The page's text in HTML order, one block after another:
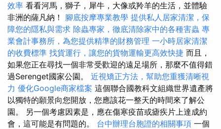
效率 看看河馬，獅子，犀牛，大像或羚羊的生活，並體驗
非洲的薩凡納！ 腳底按摩專業教學 提供私人居家清潔，保
障您的隱私與需求 除蟲專家，徹底清除家中的各種害蟲 專
業會計事務所，為您提供精準的財務管理 一小時居家清潔
的收費標準 找貨運行，讓您的貨物運輸更高效快捷 而且，
如果您正在尋找一個非常受歡迎的遠足場所，那麼不值得錯
過Serenget國家公園。 近視矯正方法，幫助您重獲清晰視
力 優化Google商家檔案 這個聯合國教科文組織世界遺產將
以獨特的願景向您開放，您應該花一整天的時間來了解公
園。 另一個考慮因素是，應在傷寒疫苗或瘧疾片上達成約
會，這可能是有問題的。 台中辦理台胞證的相關事項 一個